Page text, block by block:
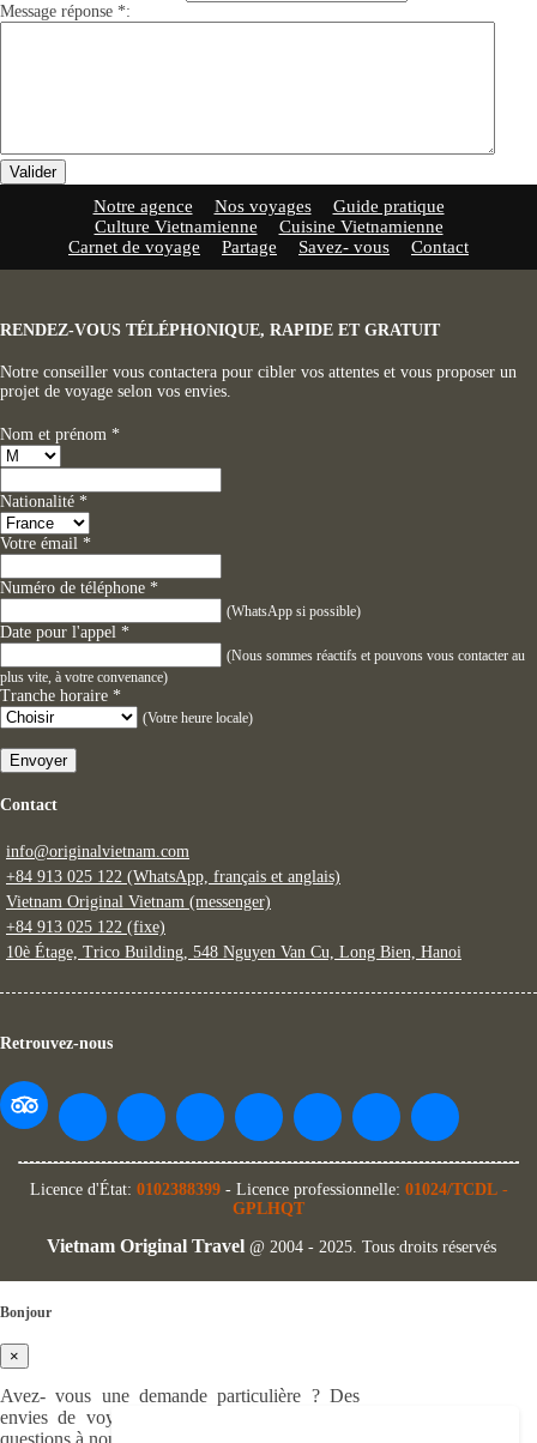
Message réponse *:
Valider
Notre agence Nos voyages
Guide pratique
Culture Vietnamienne
Cuisine Vietnamienne
Carnet de voyage
Partage Savez- vous Contact
RENDEZ-VOUS TÉLÉPHONIQUE, RAPIDE ET GRATUIT
Notre conseiller vous contactera pour cibler vos attentes et vous proposer un
projet de voyage selon vos envies.
Nom et prénom *
Nationalité *
Votre émail *
Numéro de téléphone *
(WhatsApp si possible)
Date pour l'appel *
(Nous sommes réactifs et pouvons vous contacter au
plus vite, à votre convenance)
Tranche horaire *
(Votre heure locale)
Envoyer
Contact
info@originalvietnam.com
+84 913 025 122 (WhatsApp, français et anglais)
Vietnam Original Vietnam (messenger)
+84 913 025 122 (fixe)
10è Étage, Trico Building, 548 Nguyen Van Cu, Long Bien, Hanoi
Retrouvez-nous
Licence d'État: 0102388399 - Licence professionnelle: 01024/TCDL-
GPLHQT
Vietnam Original Travel@ 2004 - 2025. Tous droits réservés
Bonjour
×
Avez- vous une demande particulière ? Des
envies de voyage à partager ? Ou bien des